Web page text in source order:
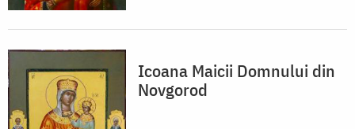
Icoana Maicii Domnului din
Novgorod